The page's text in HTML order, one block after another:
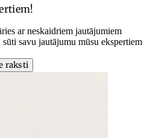
ar neskaidriem jautājumiem
savu jautājumu mūsu ekspertiem
raksti